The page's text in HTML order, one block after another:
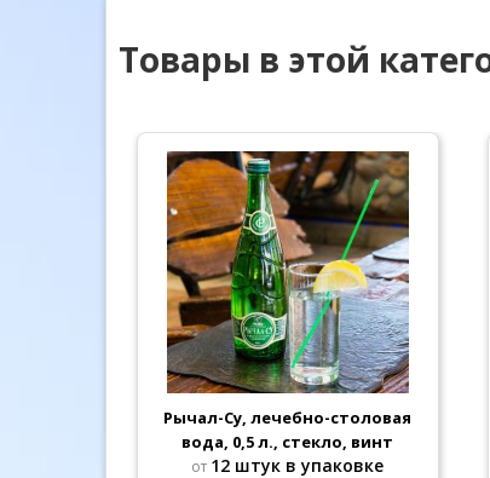
Товары в этой
Рычал-Су, лечебно-столовая
вода, 0,5 л., стекло, винт
от 12 штук в упаковке